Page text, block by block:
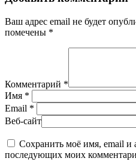
Ваш адрес email не будет
помечены *
Комментарий *
Имя *
Email *
Веб-сайт
Сохранить моё имя, email и
последующих моих